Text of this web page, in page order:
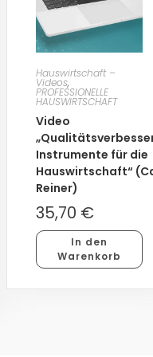
Hauswirtschaft –
Videos,
PROFESSIONELLE
HAUSWIRTSCHAFT
Video
Instrumente für die
Hauswirtschaft“
Reiner)
35,70 €
In den
Warenkorb